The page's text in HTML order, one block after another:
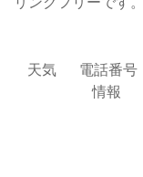
天気 電話番号
情報